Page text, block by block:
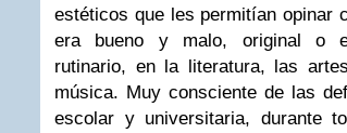
estéticos que les permitían opinar
era bueno y malo, original o
rutinario, en la literatura, las
música. Muy consciente de las
escolar y universitaria, durante